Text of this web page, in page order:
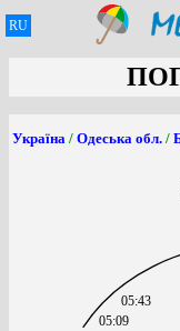
RU
Україна / Одеська обл. /
05:09
05:43